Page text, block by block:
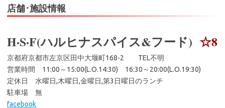
店舗･施設情報
H·S·F(ハルヒナスパイス&フード) ☆8
京都府京都市左京区田中大堰町168-2 TEL不明
営業時間 11:00～15:00(L.O.14:30) 16:30～20:00(L.O.19:30)
定休日 水曜日,木曜日,金曜日,第3日曜日のランチ
駐車場 無
facebook